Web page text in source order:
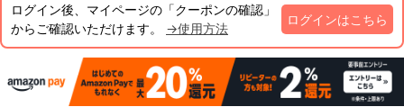
ログイン後、マイページの「クーポンの確認」
からご確認いただけます。 →使用方法
ログインはこちら